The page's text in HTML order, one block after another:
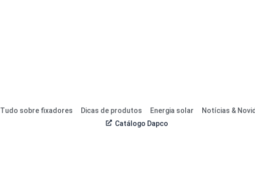
Tudo sobre fixadores Dicas de produtos Energia solar
Notícias &
Catálogo Dapco